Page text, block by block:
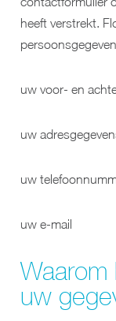
heeft verstrekt.
uw voor- en
uw
uw
uw e-mail
Waarom
uw